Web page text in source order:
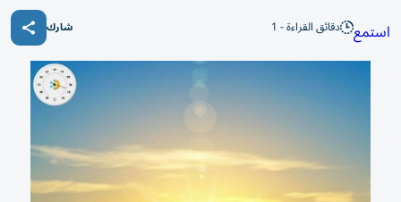
استمع دقائق القراءة - 1 شارك